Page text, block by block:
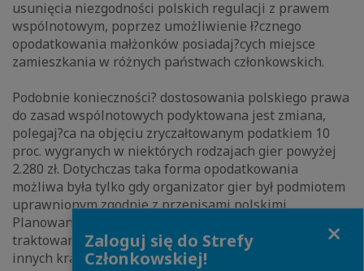
usunięcia niezgodności polskich regulacji z prawem
wspólnotowym, poprzez umożliwienie ł?cznego
opodatkowania małżonków posiadaj?cych miejsce
zamieszkania w różnych państwach członkowskich.
Podobnie konieczności? dostosowania polskiego prawa
do zasad wspólnotowych podyktowana jest zmiana,
polegaj?ca na objęciu zryczałtowanym podatkiem 10
proc. wygranych w niektórych rodzajach gier powyżej
2.280 zł. Dotychczas taka forma opodatkowania
możliwa była tylko gdy organizator gier był podmiotem
uprawnionym zgodnie z przepisami polskimi.
Planowana zmiana prowadzić ma do równego
traktowania w tym zakresie także organizatorów gier z
innych krajów UE lub EOG.
Zaloguj się do Strefy
Członkowskiej!